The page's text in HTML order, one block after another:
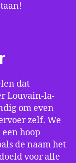
dat
Louvain-la-
om even
zelf. We
hoop
de naam het
voor alle